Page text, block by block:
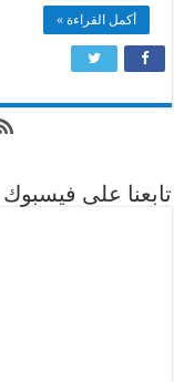
أكمل القراءة »
تابعنا على فيسبوك